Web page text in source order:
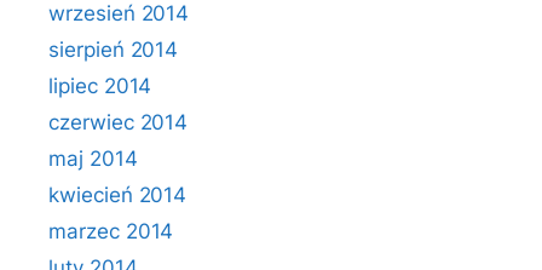
wrzesień 2014
sierpień 2014
lipiec 2014
czerwiec 2014
maj 2014
kwiecień 2014
marzec 2014